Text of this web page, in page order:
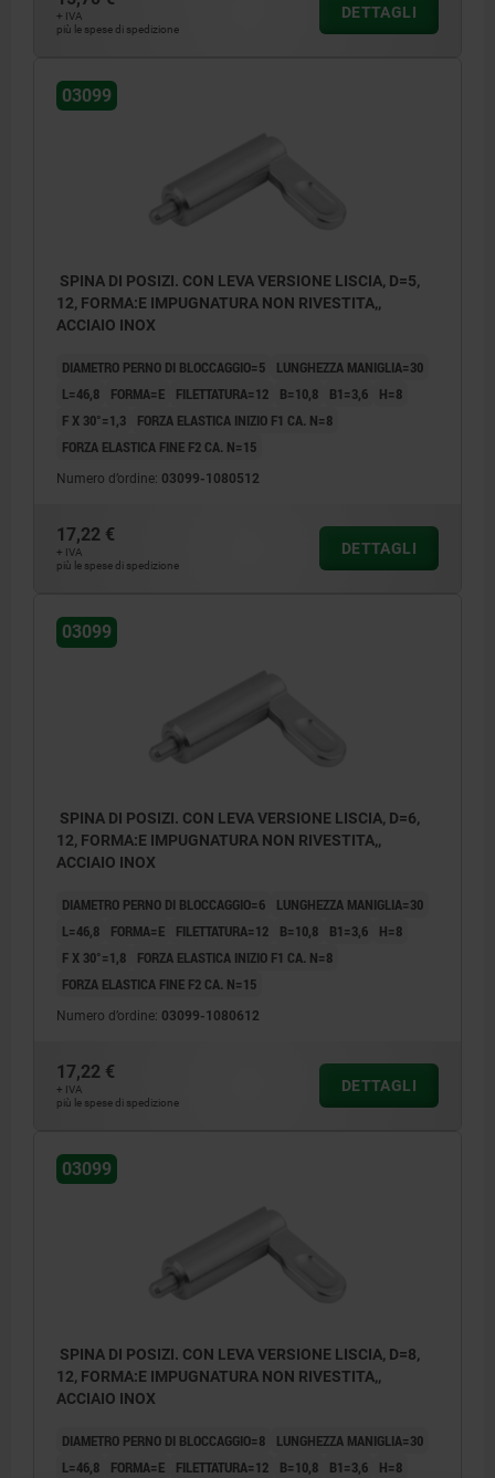
+ IVA
più le spese di spedizione
DETTAGLI
03099
SPINA DI POSIZI. CON LEVA VERSIONE LISCIA, D=5,
12, FORMA:E IMPUGNATURA NON RIVESTITA,,
ACCIAIO INOX
DIAMETRO PERNO DI BLOCCAGGIO=5
LUNGHEZZA MANIGLIA=30
L=46,8
FORMA=E FILETTATURA=12 B=10,8 B1=3,6
H=8
F X 30°=1,3
FORZA ELASTICA INIZIO F1 CA. N=8
FORZA ELASTICA FINE F2 CA. N=15
Numero d’ordine: 03099-1080512
17,22 €
+ IVA
più le spese di spedizione
DETTAGLI
03099
SPINA DI POSIZI. CON LEVA VERSIONE LISCIA, D=6,
12, FORMA:E IMPUGNATURA NON RIVESTITA,,
ACCIAIO INOX
DIAMETRO PERNO DI BLOCCAGGIO=6
LUNGHEZZA MANIGLIA=30
L=46,8
FORMA=E FILETTATURA=12 B=10,8 B1=3,6
H=8
F X 30°=1,8
FORZA ELASTICA INIZIO F1 CA. N=8
FORZA ELASTICA FINE F2 CA. N=15
Numero d’ordine: 03099-1080612
17,22 €
+ IVA
più le spese di spedizione
DETTAGLI
03099
SPINA DI POSIZI. CON LEVA VERSIONE LISCIA, D=8,
12, FORMA:E IMPUGNATURA NON RIVESTITA,,
ACCIAIO INOX
DIAMETRO PERNO DI BLOCCAGGIO=8
LUNGHEZZA MANIGLIA=30
L=46,8
FORMA=E FILETTATURA=12 B=10,8 B1=3,6
H=8